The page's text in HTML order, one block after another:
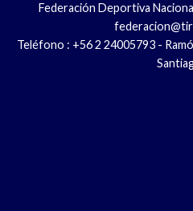
Federación Deportiva
Teléfono : +56 2 24005793 -